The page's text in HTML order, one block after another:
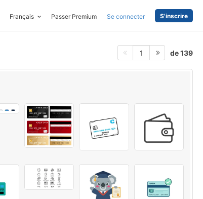
Français Passer Premium Se connecter S'inscrire
1 de 139